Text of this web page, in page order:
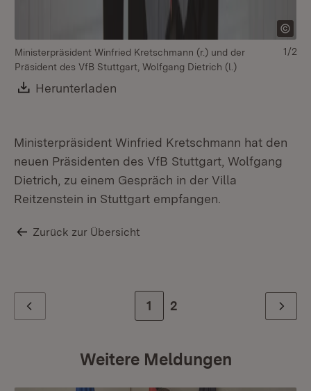
Ministerpräsident Winfried Kretschmann (r.) und der
Präsident des VfB Stuttgart, Wolfgang Dietrich (l.)
Download:
Herunterladen
1/2
Ministerpräsident Winfried Kretschmann hat den
neuen Präsidenten des VfB Stuttgart, Wolfgang
Dietrich, zu einem Gespräch in der Villa
Reitzenstein in Stuttgart empfangen.
Zurück zur Übersicht
Zur Seite
1 Zur letzten Seite
2 Weiter
Weitere Meldungen